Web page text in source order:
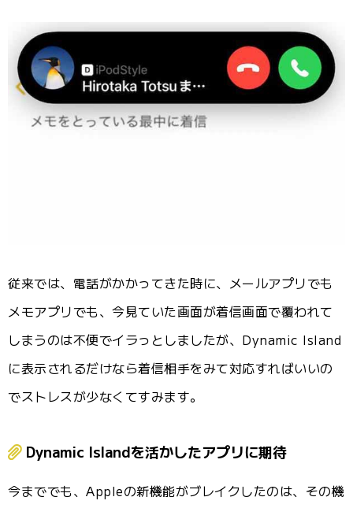
従来では、電話がかかってきた時に、メールアプリでも
メモアプリでも、今見ていた画面が着信画面で覆われて
しまうのは不便でイラっとしましたが、Dynamic Island
に表示されるだけなら着信相手をみて対応すればいいの
でストレスが少なくてすみます。
Dynamic Islandを活かしたアプリに期待
今まででも、Appleの新機能がブレイクしたのは、その機